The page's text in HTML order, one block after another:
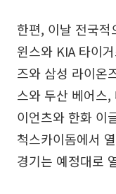
한편, 이날 전국
윈스와 KIA 타이
즈와 삼성 라이온
스와 두산 베어스
이언츠와 한화 이
척스카이돔에서
경기는 예정대로